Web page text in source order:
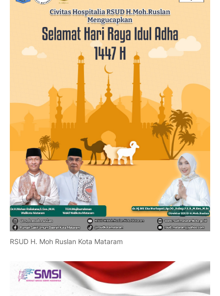
RSUD H. Moh Ruslan Kota Mataram